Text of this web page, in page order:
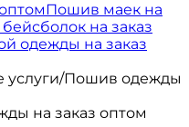
Пошив маек на
на заказ
одежды на заказ
/Пошив одежды
на заказ оптом